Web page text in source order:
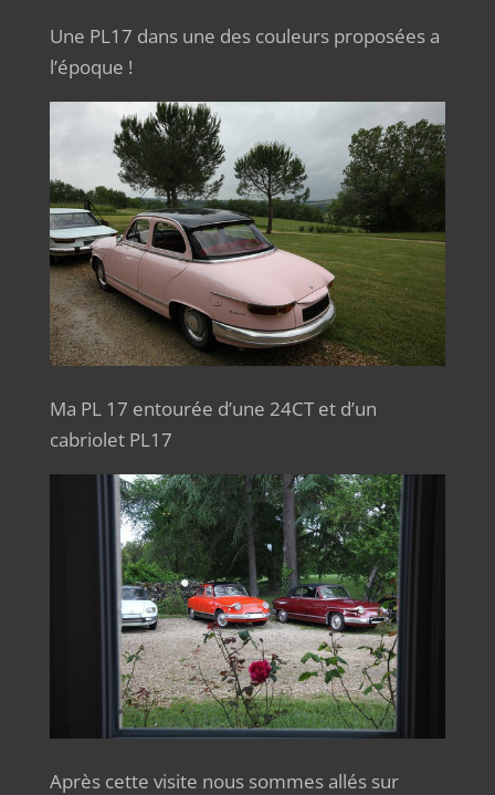
Une PL17 dans une des couleurs proposées a
l’époque !
Ma PL 17 entourée d’une 24CT et d’un
cabriolet PL17
Après cette visite nous sommes allés sur